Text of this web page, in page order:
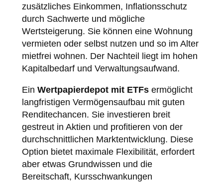
zusätzliches Einkommen, Inflationsschutz
durch Sachwerte und mögliche
Wertsteigerung. Sie können eine Wohnung
vermieten oder selbst nutzen und so im Alter
mietfrei wohnen. Der Nachteil liegt im hohen
Kapitalbedarf und Verwaltungsaufwand.
Ein Wertpapierdepot mit ETFsermöglicht
langfristigen Vermögensaufbau mit guten
Renditechancen. Sie investieren breit
gestreut in Aktien und profitieren von der
durchschnittlichen Marktentwicklung. Diese
Option bietet maximale Flexibilität, erfordert
aber etwas Grundwissen und die
Bereitschaft, Kursschwankungen